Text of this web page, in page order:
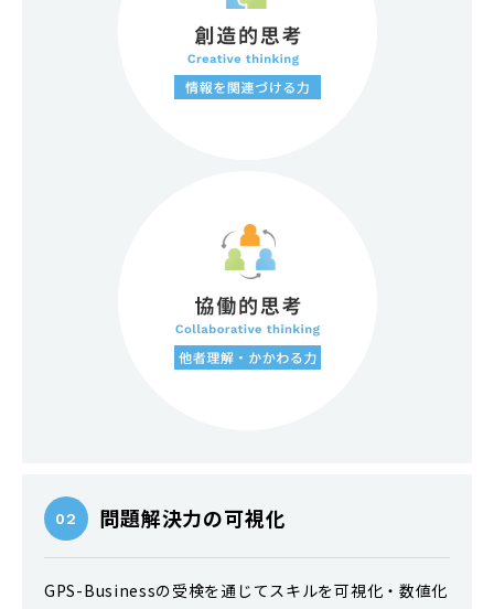
02 問題解決力の可視化
GPS-Businessの受検を通じてスキルを可視化・数値化